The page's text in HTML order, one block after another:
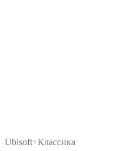
Ubisoft+Классика